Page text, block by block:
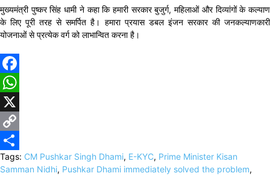
मुख्यमंत्री पुष्कर सिंह धामी ने कहा कि हमारी सरकार बुजुर्ग, महिलाओं और दिव्यांगों के कल्याण
के लिए पूरी तरह से समर्पित है। हमारा प्रयास डबल इंजन सरकार की जनकल्याणकारी
योजनाओं से प्रत्येक वर्ग को लाभान्वित करना है।
Facebook
WhatsApp
X
Copy
Link
Share
Tags: CM Pushkar Singh Dhami, E-KYC, Prime Minister Kisan
Samman Nidhi, Pushkar Dhami immediately solved the problem,